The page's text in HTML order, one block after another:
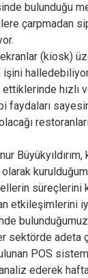
bulunduğu
çarpmadan
(kiosk)
işini
ettiklerinde
faydaları
süreçlerini
etkileşimlerini
sektörde adeta
POS
ederek